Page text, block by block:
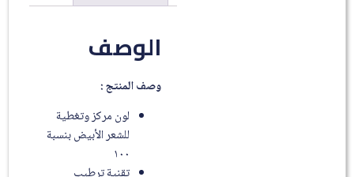
الوصف
وصف المنتج :
لون مركز وتغطية
للشعر الأبيض بنسبة
١٠٠